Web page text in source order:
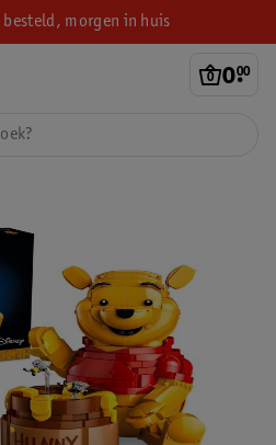
morgen in huis
0.
00